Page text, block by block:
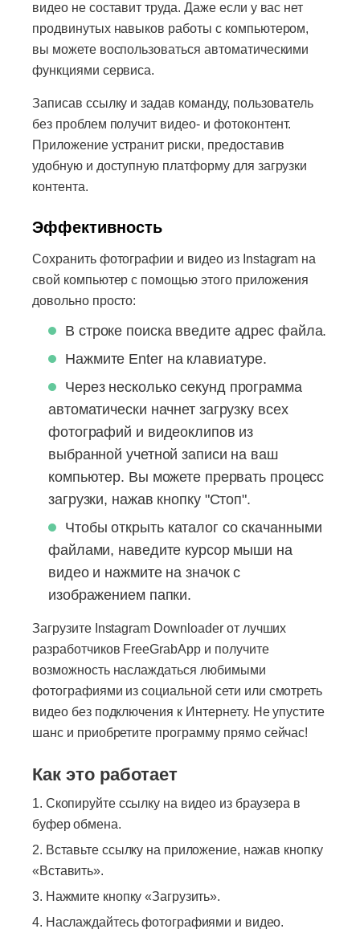
видео не составит труда. Даже если у вас нет
продвинутых навыков работы с компьютером,
вы можете воспользоваться автоматическими
функциями сервиса.
Записав ссылку и задав команду, пользователь
без проблем получит видео- и фотоконтент.
Приложение устранит риски, предоставив
удобную и доступную платформу для загрузки
контента.
Эффективность
Сохранить фотографии и видео из Instagram на
свой компьютер с помощью этого приложения
довольно просто:
В строке поиска введите адрес файла.
Нажмите Enter на клавиатуре.
Через несколько секунд программа
автоматически начнет загрузку всех
фотографий и видеоклипов из
выбранной учетной записи на ваш
компьютер. Вы можете прервать процесс
загрузки, нажав кнопку "Стоп".
Чтобы открыть каталог со скачанными
файлами, наведите курсор мыши на
видео и нажмите на значок с
изображением папки.
Загрузите Instagram Downloader от лучших
разработчиков FreeGrabApp и получите
возможность наслаждаться любимыми
фотографиями из социальной сети или смотреть
видео без подключения к Интернету. Не упустите
шанс и приобретите программу прямо сейчас!
Как это работает
Скопируйте ссылку на видео из браузера в
буфер обмена.
Вставьте ссылку на приложение, нажав кнопку
«Вставить».
Нажмите кнопку «Загрузить».
Наслаждайтесь фотографиями и видео.